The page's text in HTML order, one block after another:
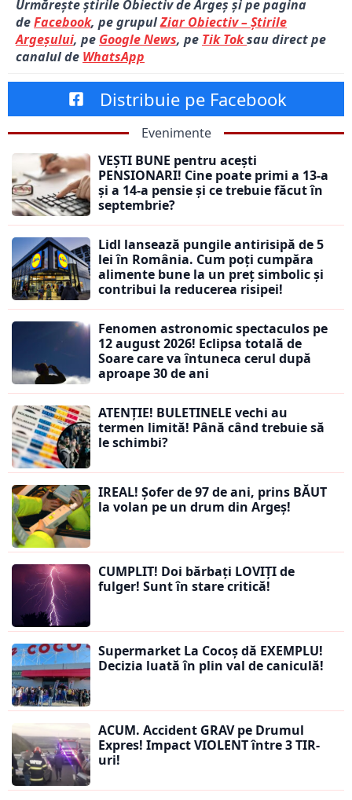
Urmărește știrile Obiectiv de Argeș și pe pagina
deFacebook, pe grupulZiar Obiectiv – Știrile
Argeșului, pe Google News, pe Tik Toksau direct pe
canalul de WhatsApp
Distribuie pe Facebook
Evenimente
VEȘTI BUNE pentru acești
PENSIONARI! Cine poate primi a 13-a
și a 14-a pensie și ce trebuie făcut în
septembrie?
Lidl lansează pungile antirisipă de 5
lei în România. Cum poți cumpăra
alimente bune la un preț simbolic și
contribui la reducerea risipei!
Fenomen astronomic spectaculos pe
12 august 2026! Eclipsa totală de
Soare care va întuneca cerul după
aproape 30 de ani
ATENȚIE! BULETINELE vechi au
termen limită! Până când trebuie să
le schimbi?
IREAL! Șofer de 97 de ani, prins BĂUT
la volan pe un drum din Argeș!
CUMPLIT! Doi bărbați LOVIȚI de
fulger! Sunt în stare critică!
Supermarket La Cocoș dă EXEMPLU!
Decizia luată în plin val de caniculă!
ACUM. Accident GRAV pe Drumul
Expres! Impact VIOLENT între 3 TIR-
uri!